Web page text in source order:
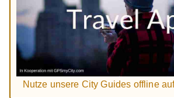
Nutze unsere City Guides offline